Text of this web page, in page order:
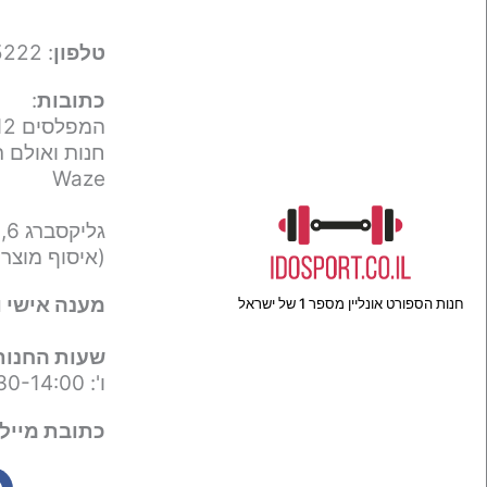
חנות הספורט אונליין מספר 1 של ישראל
טלפון: 050-9695222
כתובות:
המפלסים 12,
חנות
Waze
גליקסברג 6,
(איסוף
מענה אישי
שעות
ו': 09:30-14:00
כתובת